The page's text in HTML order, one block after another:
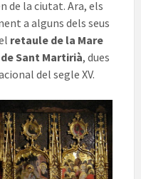
de la ciutat. Ara, els
a alguns dels seus
retaule de la Mare
Sant Martirià, dues
del segle XV.